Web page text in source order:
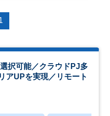
択可能／クラウドPJ多
アUPを実現／リモート